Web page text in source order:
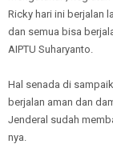
Ricky hari ini berjalan
dan semua bisa
AIPTU Suharyanto.
Hal senada di
berjalan aman dan
Jenderal sudah
nya.